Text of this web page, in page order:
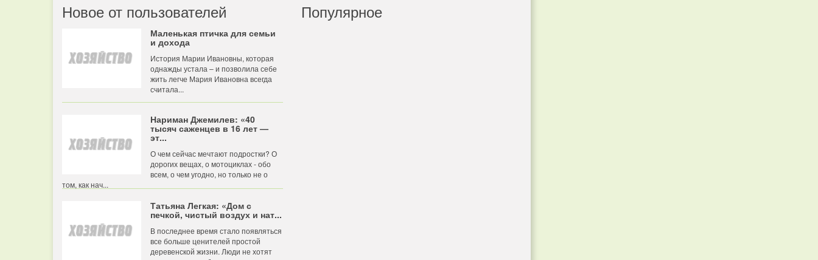
Новое от пользователей
Маленькая птичка для семьи
и дохода
История Марии Ивановны, которая
однажды устала – и позволила себе
жить легче Мария Ивановна всегда
считала...
Нариман Джемилев: «40
тысяч саженцев в 16 лет —
эт...
О чем сейчас мечтают подростки? О
дорогих вещах, о мотоциклах - обо
всем, о чем угодно, но только не о
том, как нач...
Татьяна Легкая: «Дом с
печкой, чистый воздух и нат...
В последнее время стало появляться
все больше ценителей простой
деревенской жизни. Люди не хотят
Популярное